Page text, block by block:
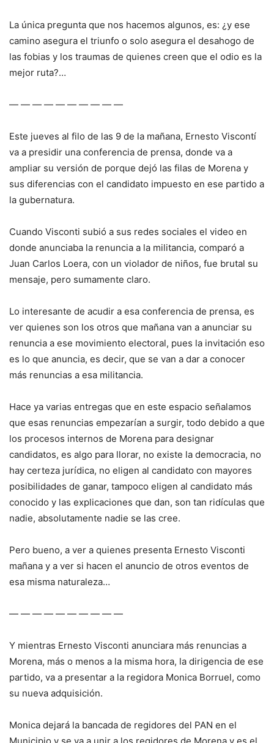
La única pregunta que nos hacemos algunos, es: ¿y ese
camino asegura el triunfo o solo asegura el desahogo de
las fobias y los traumas de quienes creen que el odio es la
mejor ruta?…
— — — — — — — — — —
Este jueves al filo de las 9 de la mañana, Ernesto Viscontí
va a presidir una conferencia de prensa, donde va a
ampliar su versión de porque dejó las filas de Morena y
sus diferencias con el candidato impuesto en ese partido a
la gubernatura.
Cuando Visconti subió a sus redes sociales el video en
donde anunciaba la renuncia a la militancia, comparó a
Juan Carlos Loera, con un violador de niños, fue brutal su
mensaje, pero sumamente claro.
Lo interesante de acudir a esa conferencia de prensa, es
ver quienes son los otros que mañana van a anunciar su
renuncia a ese movimiento electoral, pues la invitación eso
es lo que anuncia, es decir, que se van a dar a conocer
más renuncias a esa militancia.
Hace ya varias entregas que en este espacio señalamos
que esas renuncias empezarían a surgir, todo debido a que
los procesos internos de Morena para designar
candidatos, es algo para llorar, no existe la democracia, no
hay certeza jurídica, no eligen al candidato con mayores
posibilidades de ganar, tampoco eligen al candidato más
conocido y las explicaciones que dan, son tan ridículas que
nadie, absolutamente nadie se las cree.
Pero bueno, a ver a quienes presenta Ernesto Visconti
mañana y a ver si hacen el anuncio de otros eventos de
esa misma naturaleza…
— — — — — — — — — —
Y mientras Ernesto Visconti anunciara más renuncias a
Morena, más o menos a la misma hora, la dirigencia de ese
partido, va a presentar a la regidora Monica Borruel, como
su nueva adquisición.
Monica dejará la bancada de regidores del PAN en el